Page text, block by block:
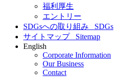
福利厚生
エントリー
SDGsへの取り組み SDGs
サイトマップ Sitemap
English
Corporate Information
Our Business
Contact